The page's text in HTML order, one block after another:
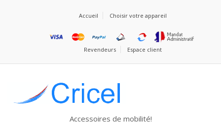
Accueil Choisir votre appareil
Revendeurs Espace client
Accessoires de mobilité!